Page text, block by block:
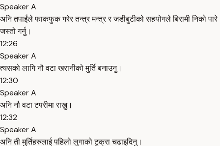
Speaker A
अनि तपाईंले फाकफुक गरेर तन्त्र मन्त्र र जडीबुटीको सहयोगले बिरामी निको पारे
जस्तो गर्नु।
12:26
Speaker A
त्यसको लागि नौ वटा खरानीको मुर्ति बनाउनु।
12:30
Speaker A
अनि नौ वटा टपरीमा राख्नु।
12:32
Speaker A
अनि ती मुर्तिहरुलाई पहिलो लुगाको टुक्रा चढाइदिनु।